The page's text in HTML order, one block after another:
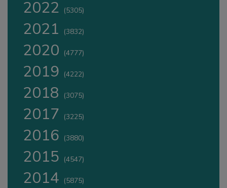
2022 (5305)
2021 (3832)
2020 (4777)
2019 (4222)
2018 (3075)
2017 (3225)
2016 (3880)
2015 (4547)
2014 (5875)